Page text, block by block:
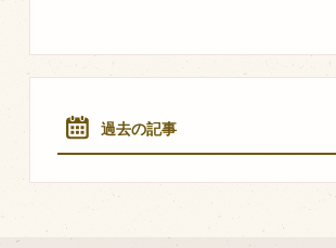
過去の記事